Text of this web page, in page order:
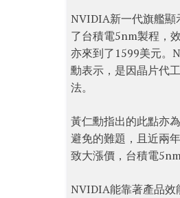
NVIDIA新一代旗艦顯
了台積電5nm製程，
亦來到了1599美元。
勳表示，是因晶片代
法。
黃仁勳指出的此點亦
避免的難題，且近兩
致大漲價，台積電
NVIDIA能靠著產品效